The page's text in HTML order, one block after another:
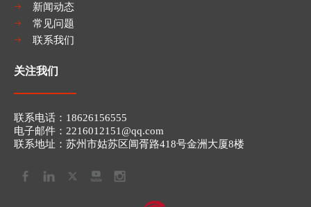
新闻动态
常见问题
联系我们
关注我们
联系电话：​​18626156555
电子邮件：2216012151@qq.com​​​​​​​
联系地址：苏州市姑苏区阊胥路418号金洲大厦8楼